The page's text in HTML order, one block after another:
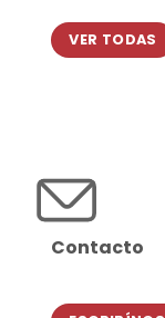
VER TODAS
Contacto